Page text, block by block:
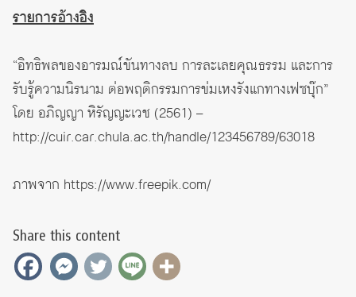
รายการอ้างอิง
“อิทธิพลของอารมณ์ขันทางลบ การละเลยคุณธรรม และการ
รับรู้ความนิรนาม ต่อพฤติกรรมการข่มเหงรังแกทางเฟซบุ๊ก”
โดย อภิญญา หิรัญญะเวช (2561) –
http://cuir.car.chula.ac.th/handle/123456789/63018
ภาพจาก https://www.freepik.com/
Share this content